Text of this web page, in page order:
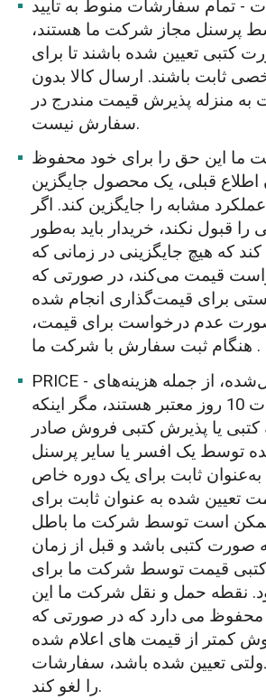
- تمام سفارشات منوط به تأیید
پرسنل مجاز شرکت ما هستند،
کتبی تعیین شده باشند تا برای
ثابت باشند. ارسال کالا بدون
به منزله پذیرش قیمت مندرج در
سفارش نیست.
ما این حق را برای خود محفوظ
اطلاع قبلی، یک محصول جایگزین
مشابه را جایگزین کند. اگر
را قبول نکند، خریدار باید به‌طور
که هیچ جایگزینی در زمانی که
قیمت می‌کند، در صورتی که
برای قیمت‌گذاری انجام شده
صورت عدم درخواست برای قیمت،
هنگام ثبت سفارش با شرکت ما .
PRICE - قیمت‌های نقل‌شده، از جمله هزینه‌های
حمل‌ونقل، به مدت 10 روز معتبر هستند، مگر اینکه
یا پذیرش کتبی فروش صادر
توسط یک افسر یا سایر پرسنل
ثابت برای یک دوره خاص
تعیین شده به عنوان ثابت برای
است توسط شرکت ما باطل
صورت کتبی باشد و قبل از زمان
قیمت توسط شرکت ما برای
نقطه حمل و نقل شرکت ما این
می دارد که در صورتی که
کمتر از قیمت های اعلام شده
تعیین شده باشد، سفارشات
را لغو کند.